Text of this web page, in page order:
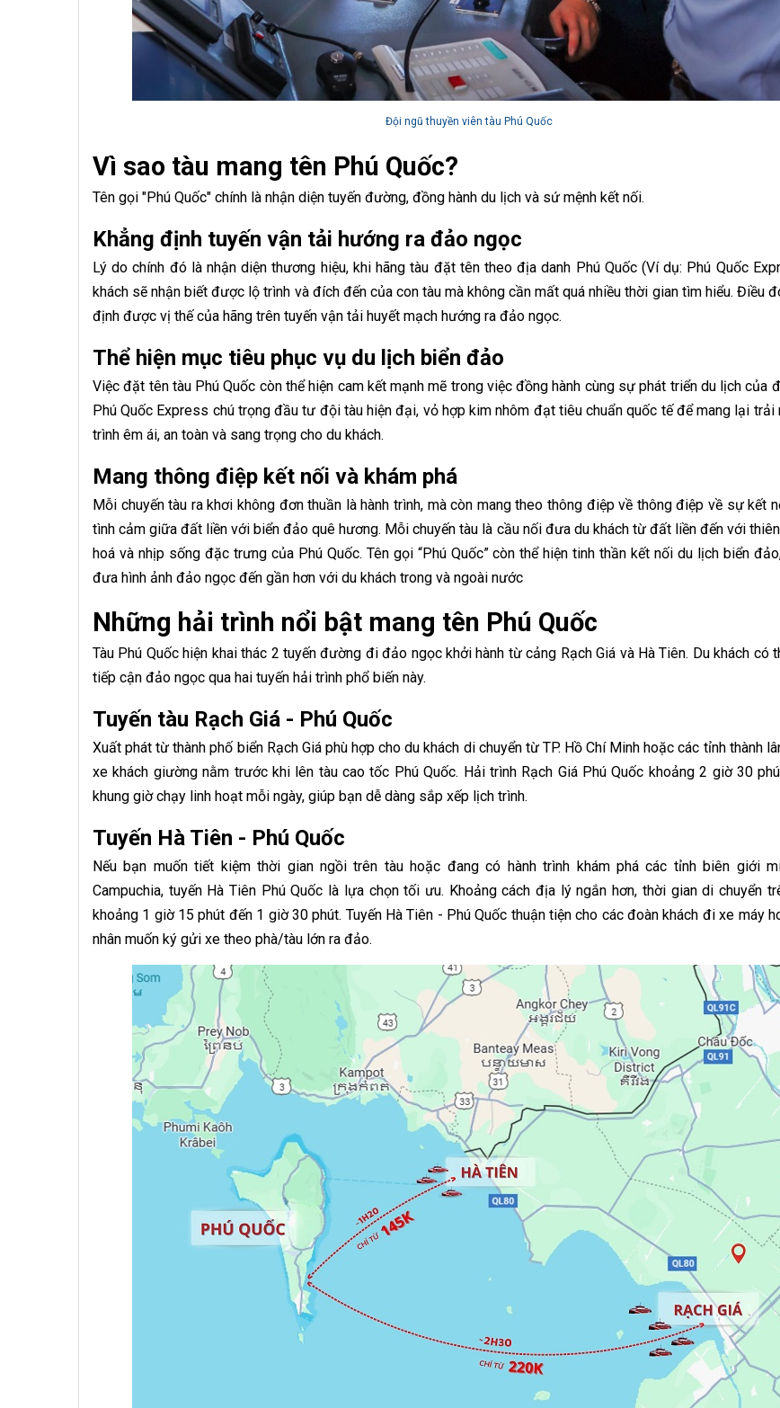
Đội ngũ thuyền viên tàu Phú Quốc
Vì sao tàu mang tên Phú Quốc?
Tên gọi "Phú Quốc" chính là nhận diện tuyến đường, đồng hành du lịch và sứ mệnh kết nối.
Khẳng định tuyến vận tải hướng ra đảo ngọc
Lý do chính đó là nhận diện thương hiệu, khi hãng tàu đặt tên theo địa danh Phú Quốc (Ví dụ: Phú Quốc
khách sẽ nhận biết được lộ trình và đích đến của con tàu mà không cần mất quá nhiều thời gian tìm hiểu. Điều
định được vị thế của hãng trên tuyến vận tải huyết mạch hướng ra đảo ngọc.
Thể hiện mục tiêu phục vụ du lịch biển đảo
Việc đặt tên tàu Phú Quốc còn thể hiện cam kết mạnh mẽ trong việc đồng hành cùng sự phát triển du lịch của
Phú Quốc Express chú trọng đầu tư đội tàu hiện đại, vỏ hợp kim nhôm đạt tiêu chuẩn quốc tế để mang lại trải
trình êm ái, an toàn và sang trọng cho du khách.
Mang thông điệp kết nối và khám phá
Mỗi chuyến tàu ra khơi không đơn thuần là hành trình, mà còn mang theo thông điệp về thông điệp về sự kết
tình cảm giữa đất liền với biển đảo quê hương. Mỗi chuyến tàu là cầu nối đưa du khách từ đất liền đến với
hoá và nhịp sống đặc trưng của Phú Quốc. Tên gọi “Phú Quốc” còn thể hiện tinh thần kết nối du lịch biển
đưa hình ảnh đảo ngọc đến gần hơn với du khách trong và ngoài nước
Những hải trình nổi bật mang tên Phú Quốc
Tàu Phú Quốc hiện khai thác 2 tuyến đường đi đảo ngọc khởi hành từ cảng Rạch Giá và Hà Tiên. Du khách có
tiếp cận đảo ngọc qua hai tuyến hải trình phổ biến này.
Tuyến tàu Rạch Giá - Phú Quốc
Xuất phát từ thành phố biển Rạch Giá phù hợp cho du khách di chuyển từ TP. Hồ Chí Minh hoặc các tỉnh thành
xe khách giường nằm trước khi lên tàu cao tốc Phú Quốc. Hải trình Rạch Giá Phú Quốc khoảng 2 giờ 30
khung giờ chạy linh hoạt mỗi ngày, giúp bạn dễ dàng sắp xếp lịch trình.
Tuyến Hà Tiên - Phú Quốc
Nếu bạn muốn tiết kiệm thời gian ngồi trên tàu hoặc đang có hành trình khám phá các tỉnh biên giới
Campuchia, tuyến Hà Tiên Phú Quốc là lựa chọn tối ưu. Khoảng cách địa lý ngắn hơn, thời gian di chuyển
khoảng 1 giờ 15 phút đến 1 giờ 30 phút. Tuyến Hà Tiên - Phú Quốc thuận tiện cho các đoàn khách đi xe máy
nhân muốn ký gửi xe theo phà/tàu lớn ra đảo.